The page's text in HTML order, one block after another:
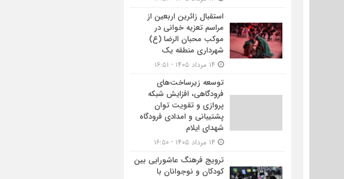
استقبال زائرین اربعین از
مراسم تعزیه خوانی در
موکب محبان الرضا (ع)
شهرداری منطقه یک
توسعه زیرساخت‌های
فرودگاهی، افزایش شبکه
پروازی و تقویت توان
پشتیبانی و امدادی فرودگاه
شهدای ایلام
ترویج فرهنگ عاشورایی بین
کودکان و نوجوانان با